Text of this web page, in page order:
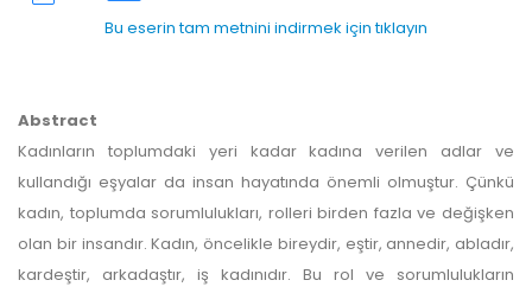
Bu eserin tam metnini indirmek için tıklayın
Abstract
Kadınların toplumdaki yeri kadar kadına verilen adlar ve
kullandığı eşyalar da insan hayatında önemli olmuştur. Çünkü
kadın, toplumda sorumlulukları, rolleri birden fazla ve değişken
olan bir insandır. Kadın, öncelikle bireydir, eştir, annedir, abladır,
kardeştir, arkadaştır, iş kadınıdır. Bu rol ve sorumlulukların